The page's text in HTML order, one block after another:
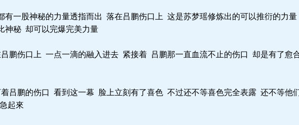
一股神秘的力量透指而出 落在吕鹏伤口上 这是苏梦瑶修炼出的可以推衍的力
神秘 却可以完爆完美力量
鹏伤口上 一点一滴的融入进去 紧接着 吕鹏那一直血流不止的伤口 却是有了愈
吕鹏的伤口 看到这一幕 脸上立刻有了喜色 不过还不等喜色完全表露 还不等他
起來